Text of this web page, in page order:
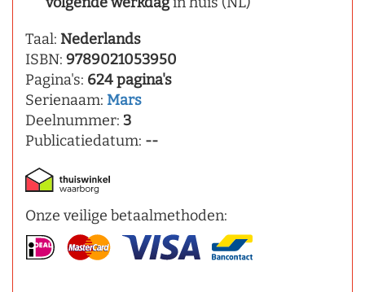
Taal: Nederlands
ISBN: 9789021053950
Pagina's: 624 pagina's
Serienaam: Mars
Deelnummer: 3
Publicatiedatum: --
Onze veilige betaalmethoden: